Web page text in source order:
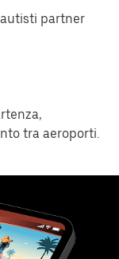
partner
tra aeroporti.